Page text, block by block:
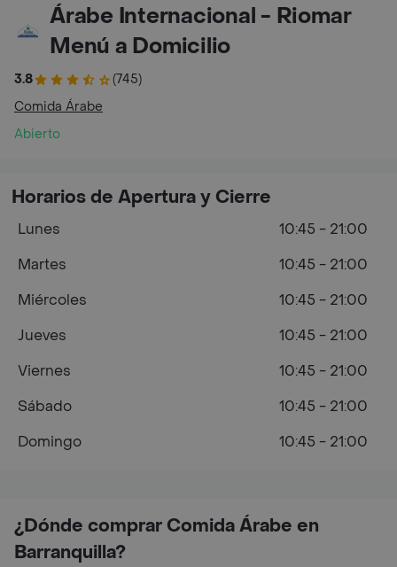
Árabe Internacional - Riomar
Menú a Domicilio
3.8
(745)
Comida Árabe
Abierto
¿Dónde comprar Comida Árabe en
Barranquilla?
Horarios de Apertura y Cierre
Lunes
10:45 - 21:00
Martes
10:45 - 21:00
Miércoles
10:45 - 21:00
Jueves
10:45 - 21:00
Viernes
10:45 - 21:00
Sábado
10:45 - 21:00
Domingo
10:45 - 21:00